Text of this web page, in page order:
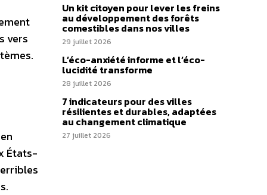
vers
États-
Un kit citoyen pour lever les freins
au développement des forêts
comestibles dans nos villes
29 juillet 2026
L’éco-anxiété informe et l’éco-
lucidité transforme
28 juillet 2026
7 indicateurs pour des villes
résilientes et durables, adaptées
au changement climatique
27 juillet 2026